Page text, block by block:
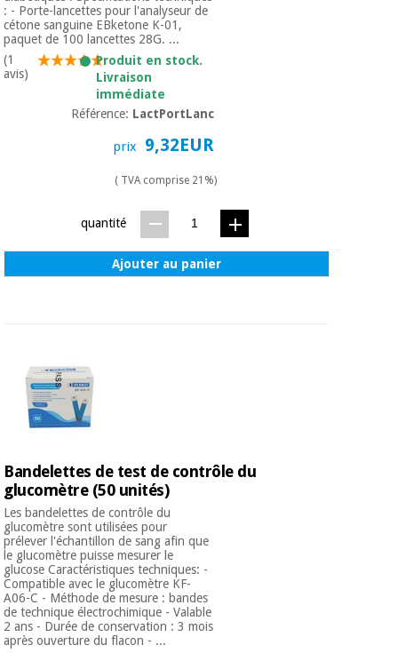
: - Porte-lancettes pour l'analyseur de
cétone sanguine EBketone K-01,
paquet de 100 lancettes 28G. ...
(1
avis)
Produit en stock.
Livraison
immédiate
Référence: LactPortLanc
prix 9,32EUR
( TVA comprise 21%)
quantité
Ajouter au panier
Bandelettes de test de contrôle du
glucomètre (50 unités)
Les bandelettes de contrôle du
glucomètre sont utilisées pour
prélever l'échantillon de sang afin que
le glucomètre puisse mesurer le
glucose Caractéristiques techniques: -
Compatible avec le glucomètre KF-
A06-C - Méthode de mesure : bandes
de technique électrochimique - Valable
2 ans - Durée de conservation : 3 mois
après ouverture du flacon - ...